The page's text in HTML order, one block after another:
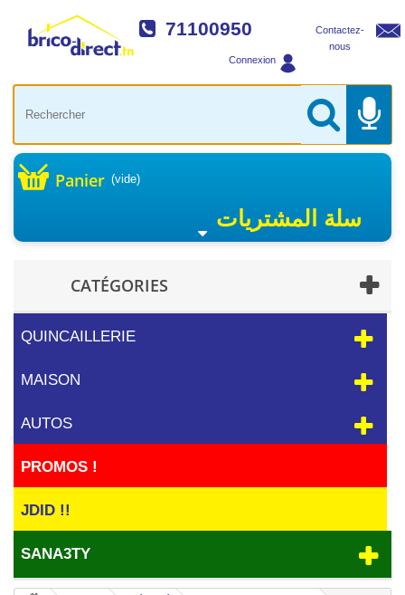
Contactez-
nous
71100950
Connexion
Panier (vide)
سلة المشتريات
CATÉGORIES
QUINCAILLERIE
MAISON
AUTOS
PROMOS !
JDID !!
SANA3TY